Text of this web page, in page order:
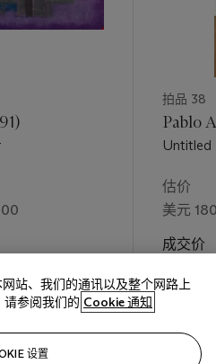
拍品 38
Pablo
Untitled
估价
美元
成交价
站、我们的通讯以及整个网路上
参阅我们的 Cookie 通知
设置